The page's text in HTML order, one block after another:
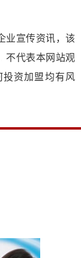
业宣传资讯，该
不代表本网站观
投资加盟均有风